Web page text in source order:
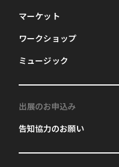
マーケット
ワークショップ
ミュージック
出展のお申込み
告知協力のお願い